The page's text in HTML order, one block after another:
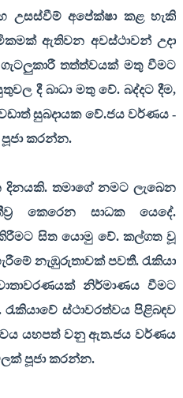
උසස්වීම් අපේක්ෂා කළ හැකි
ඇතිවන අවස්ථාවන් උදා
තත්ත්වයක් මතු වීමට
දී බාධා මතු වේ. බද්දට දීම,
සුබදායක වේ.ජය වර්ණය -
පූජා කරන්න.
දිනයකි. තමාගේ නමට ලැබෙන
කෙරෙන සාධක යෙදේ.
සිත යොමු වේ. කල්ගත වූ
නැඹුරුතාවක් පවතී. රැකියා
නිර්මාණය වීමට
ස්ථාවරත්වය පිළිබඳව
යහපත් වනු ඇත.ජය වර්ණය
පූජා කරන්න.